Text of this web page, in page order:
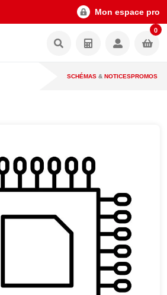
Mon espace pro
0
SCHÉMAS & NOTICESPROMOS